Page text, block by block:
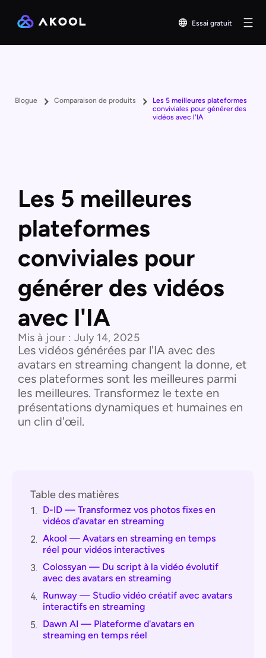
Essai gratuit
Blogue Comparaison de produits
Les 5 meilleures plateformes
conviviales pour générer des
vidéos avec l'IA
Les 5 meilleures
plateformes
conviviales pour
générer des vidéos
avec l'IA
Mis à jour : July 14, 2025
Les vidéos générées par l'IA avec des
avatars en streaming changent la donne, et
ces plateformes sont les meilleures parmi
les meilleures. Transformez le texte en
présentations dynamiques et humaines en
un clin d'œil.
Table des matières
1. D-ID — Transformez vos photos fixes en
vidéos d'avatar en streaming
2. Akool — Avatars en streaming en temps
réel pour vidéos interactives
3. Colossyan — Du script à la vidéo évolutif
avec des avatars en streaming
4. Runway — Studio vidéo créatif avec avatars
interactifs en streaming
5. Dawn AI — Plateforme d'avatars en
streaming en temps réel